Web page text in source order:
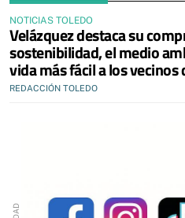
NOTICIAS TOLEDO
Velázquez destaca su
sostenibilidad, el medio
vida más fácil a los vecinos
REDACCIÓN TOLEDO